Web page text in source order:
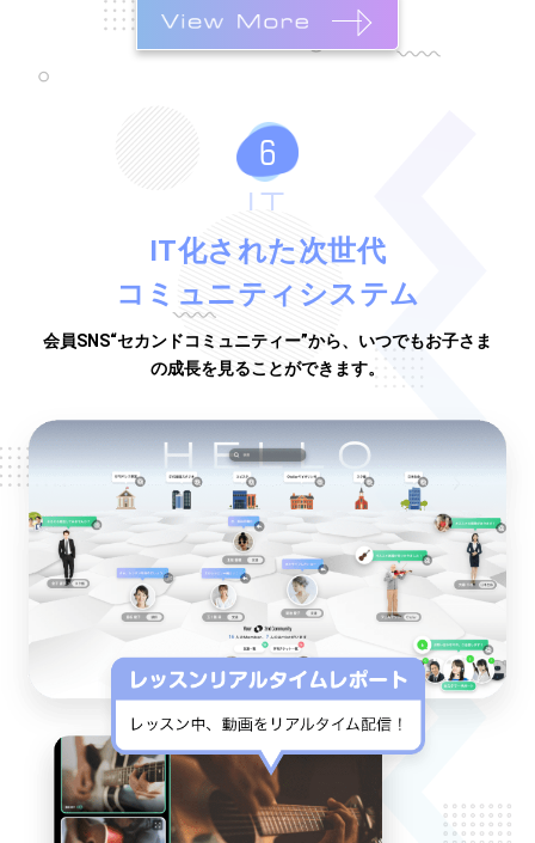
IT
IT化された次世代
コミュニティシステム
会員SNS“セカンドコミュニティー”から、いつでもお子さま
の成長を見ることができます。